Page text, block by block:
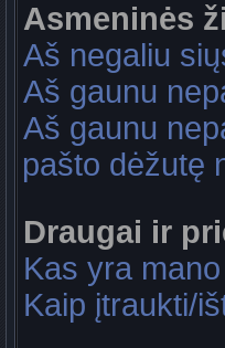
Asmeninės
Aš negaliu
Aš gaunu
Aš gaunu
pašto dėžutę
Draugai ir
Kas yra
Kaip įtraukti/